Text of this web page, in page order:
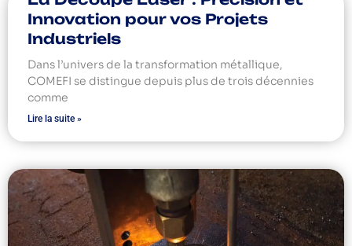
Innovation pour vos Projets
Industriels
Dans l’univers de la transformation métallique,
COMEFI se distingue depuis plus de trois décennies
comme
Lire la suite »